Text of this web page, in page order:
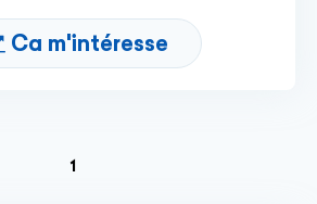
Ca m'intéresse
1